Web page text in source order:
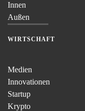
Innen
Außen
WIRTSCHAFT
Medien
Innovationen
Startup
Krypto